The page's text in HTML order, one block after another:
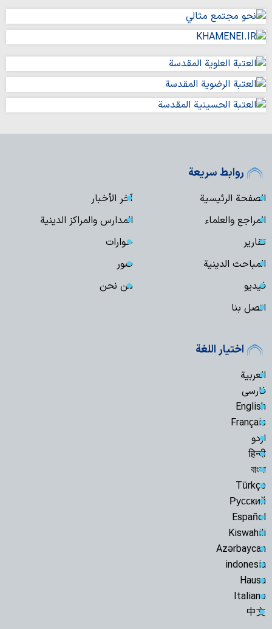
روابط سريعة
الصفحة الرئيسية
آخر الأخبار
المراجع والعلماء
المدارس والمراكز الدينية
تقارير
حوارات
المباحث الدينية
صور
فیدیو
من نحن
اتصل بنا
اختيار اللغة
العربية
فارسی
English
Français
اردو
हिन्दी
বাংলা
Türkçe
Русский
Español
Kiswahili
Azərbaycan
indonesia
Hausa
Italiano
中文